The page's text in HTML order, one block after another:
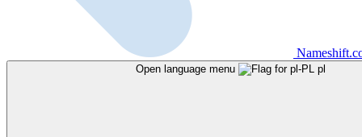
Open language menu pl